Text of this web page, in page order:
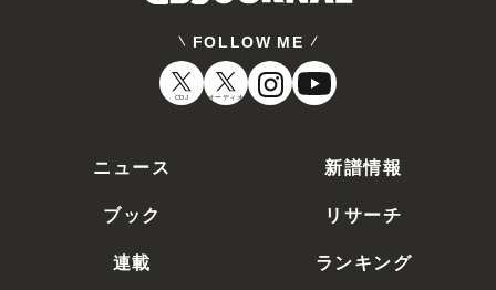
FOLLOW ME
CDJ オーディオ
ニュース
新譜情報
ブック
リサーチ
連載
ランキング